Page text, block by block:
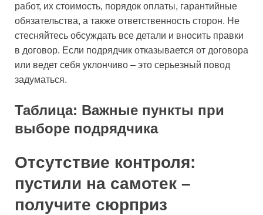
работ, их стоимость, порядок оплаты, гарантийные
обязательства, а также ответственность сторон. Не
стесняйтесь обсуждать все детали и вносить правки
в договор. Если подрядчик отказывается от договора
или ведет себя уклончиво – это серьезный повод
задуматься.
Таблица: Важные пункты при
выборе подрядчика
Отсутствие контроля:
пустили на самотек –
получите сюрприз